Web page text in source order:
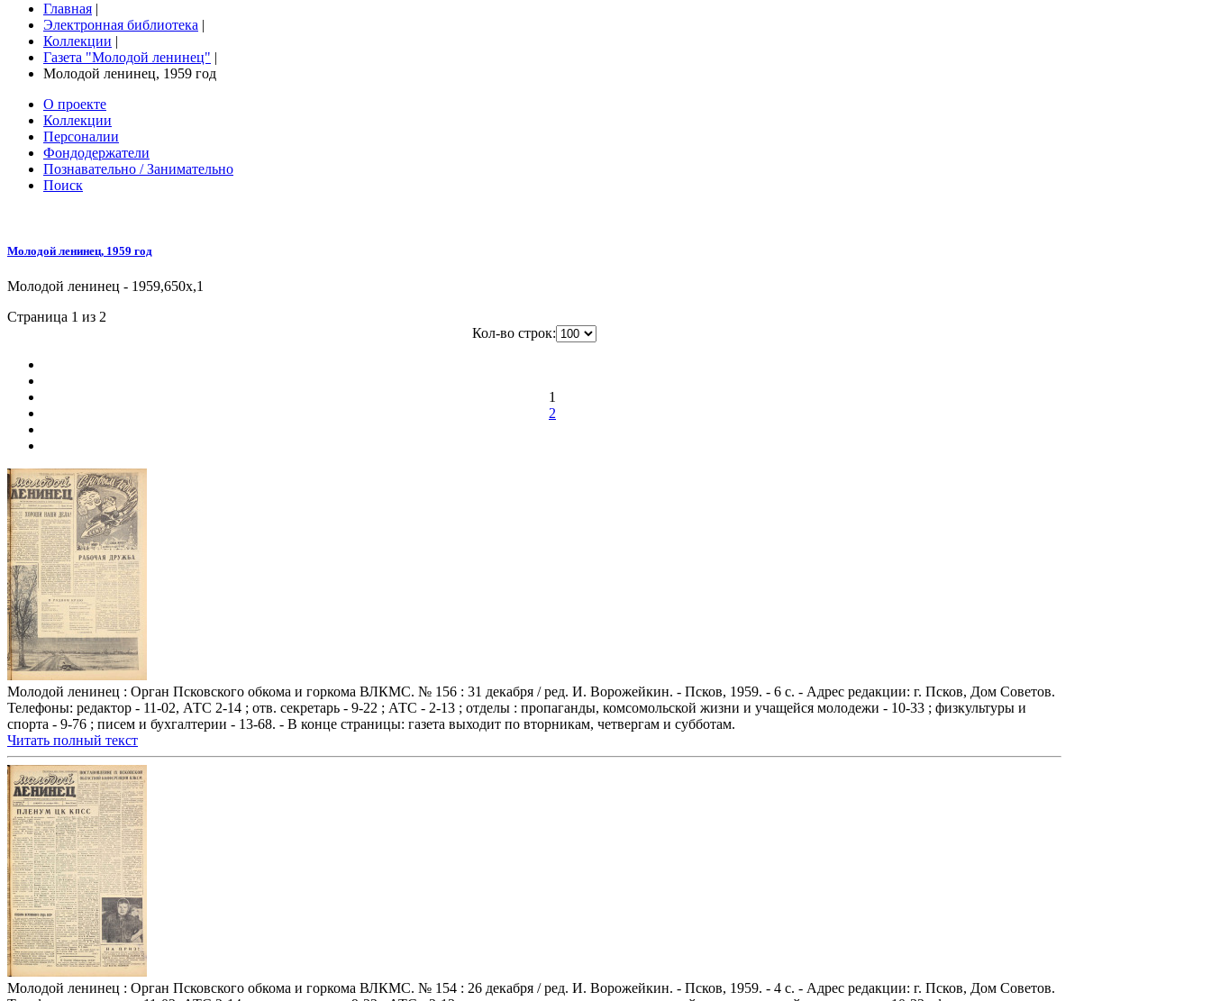
Главная |
Электронная библиотека |
Коллекции |
Газета "Молодой ленинец" |
Молодой ленинец, 1959 год
О проекте
Коллекции
Персоналии
Фондодержатели
Познавательно / Занимательно
Поиск
Молодой ленинец, 1959 год
Молодой ленинец - 1959,650x,1
Страница 1 из 2
Кол-во строк:
1
2
Молодой ленинец : Орган Псковского обкома и горкома ВЛКМС. № 156 : 31 декабря / ред. И. Ворожейкин. - Псков, 1959. - 6 с. - Адрес редакции: г. Псков, Дом Советов.
Телефоны: редактор - 11-02, АТС 2-14 ; отв. секретарь - 9-22 ; АТС - 2-13 ; отделы : пропаганды, комсомольской жизни и учащейся молодежи - 10-33 ; физкультуры и
спорта - 9-76 ; писем и бухгалтерии - 13-68. - В конце страницы: газета выходит по вторникам, четвергам и субботам.
Читать полный текст
Молодой ленинец : Орган Псковского обкома и горкома ВЛКМС. № 154 : 26 декабря / ред. И. Ворожейкин. - Псков, 1959. - 4 с. - Адрес редакции: г. Псков, Дом Советов.